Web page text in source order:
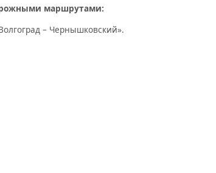
маршрутами:
– Чернышковский».